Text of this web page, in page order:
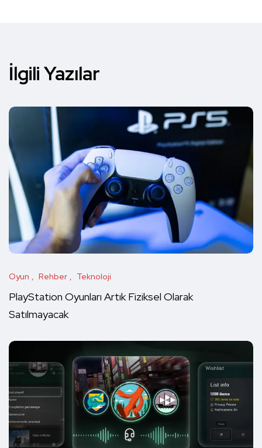
İlgili Yazılar
Oyun Rehber Teknoloji
PlayStation Oyunları Artık Fiziksel Olarak
Satılmayacak